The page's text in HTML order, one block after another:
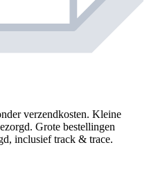
verzendkosten. Kleine
Grote bestellingen
inclusief track & trace.